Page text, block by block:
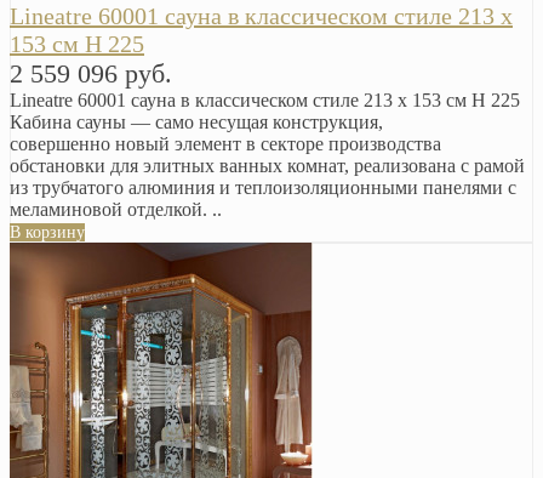
Lineatre 60001 сауна в классическом стиле 213 x
153 см H 225
2 559 096 руб.
Lineatre 60001 сауна в классическом стиле 213 x 153 см H 225
Кабина сауны — само несущая конструкция,
совершенно новый элемент в секторе производства
обстановки для элитных ванных комнат, реализована с рамой
из трубчатого алюминия и теплоизоляционными панелями с
меламиновой отделкой. ..
В корзину